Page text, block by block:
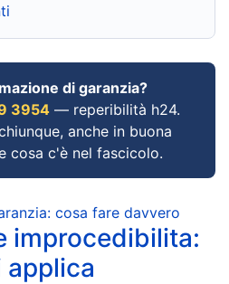
di garanzia?
3954 — reperibilità h24.
anche in buona
cosa c'è nel fascicolo.
cosa fare davvero
improcedibilita:
applica